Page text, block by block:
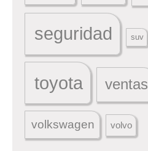
seguridad suv
toyota ventas
volkswagen volvo